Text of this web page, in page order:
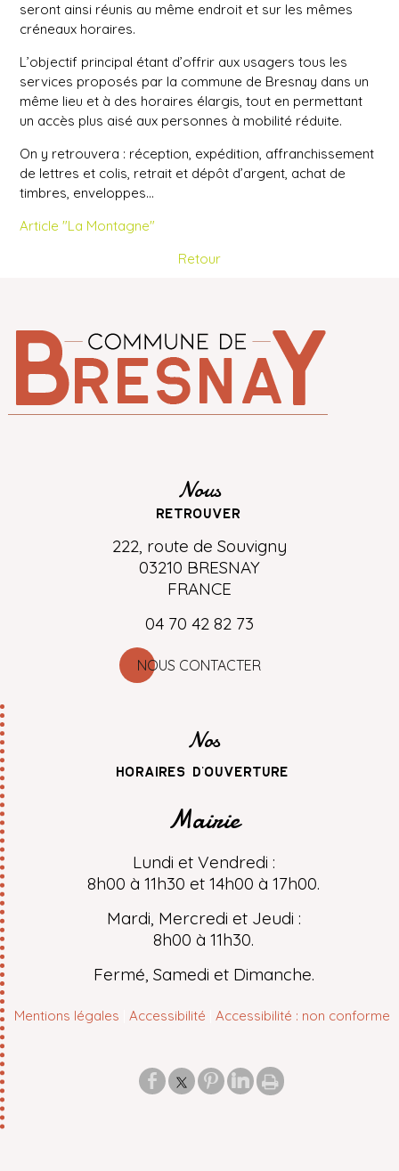
seront ainsi réunis au même endroit et sur les mêmes
créneaux horaires.
L’objectif principal étant d’offrir aux usagers tous les
services proposés par la commune de Bresnay dans un
même lieu et à des horaires élargis, tout en permettant
un accès plus aisé aux personnes à mobilité réduite.
On y retrouvera : réception, expédition, affranchissement
de lettres et colis, retrait et dépôt d’argent, achat de
timbres, enveloppes…
Article "La Montagne"
Retour
Nous
retrouver
222, route de Souvigny
03210 BRESNAY
FRANCE
04 70 42 82 73
NOUS CONTACTER
Nos
horaires d'ouverture
Mairie
Lundi et Vendredi :
8h00 à 11h30 et 14h00 à 17h00.
Mardi, Mercredi et Jeudi :
8h00 à 11h30.
Fermé, Samedi et Dimanche.
Mentions légales Accessibilité Accessibilité : non conforme